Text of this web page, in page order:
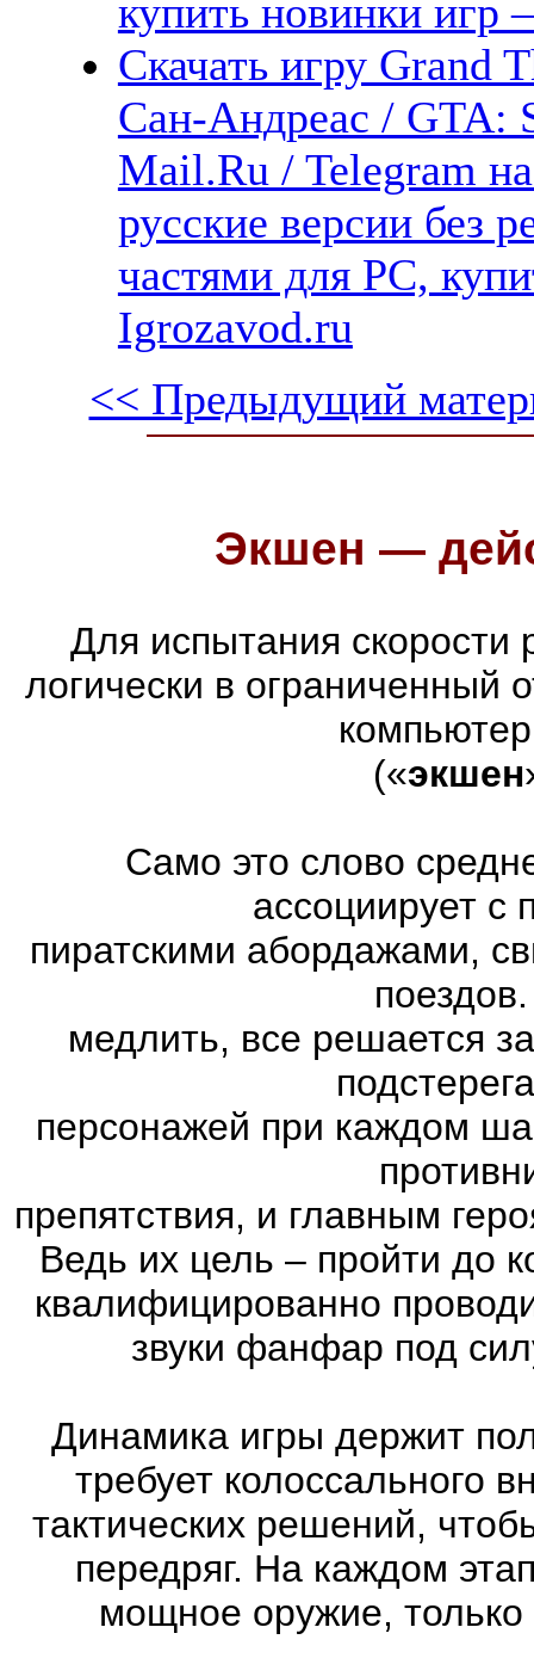
купить новинки
Скачать игру Grand
Сан-Андреас / GTA:
Mail.Ru / Telegram
русские версии без
частями для PC,
Igrozavod.ru
<< Предыдущий
Экшен —
Для испытания скорости
логически в ограниченный
(«экшен
Само это слово
ассоциирует с
пиратскими абордажами,
медлить, все решается
персонажей при каждом
препятствия, и главным
Ведь их цель – пройти до
квалифицированно
звуки фанфар под
Динамика игры держит
требует колоссального
тактических решений,
передряг. На каждом
мощное оружие, только